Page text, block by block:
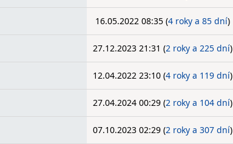
16.05.2022 08:35 (4 roky a 85 dní)
27.12.2023 21:31 (2 roky a 225 dní)
12.04.2022 23:10 (4 roky a 119 dní)
27.04.2024 00:29 (2 roky a 104 dní)
07.10.2023 02:29 (2 roky a 307 dní)